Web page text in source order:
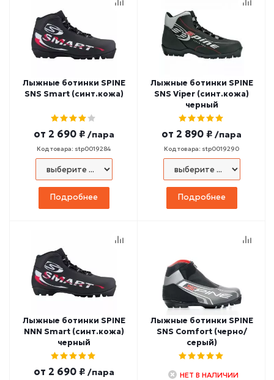
Лыжные ботинки SPINE
SNS Smart (синт.кожа)
от 2 690 ₽ /пара
Код товара: stp0019284
Подробнее
Лыжные ботинки SPINE
SNS Viper (синт.кожа)
черный
от 2 890 ₽ /пара
Код товара: stp0019290
Подробнее
Лыжные ботинки SPINE
NNN Smart (синт.кожа)
черный
от 2 690 ₽ /пара
Лыжные ботинки SPINE
SNS Comfort (черно/
серый)
НЕТ В НАЛИЧИИ